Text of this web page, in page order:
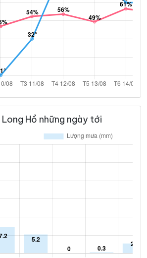
Hồ những ngày tới